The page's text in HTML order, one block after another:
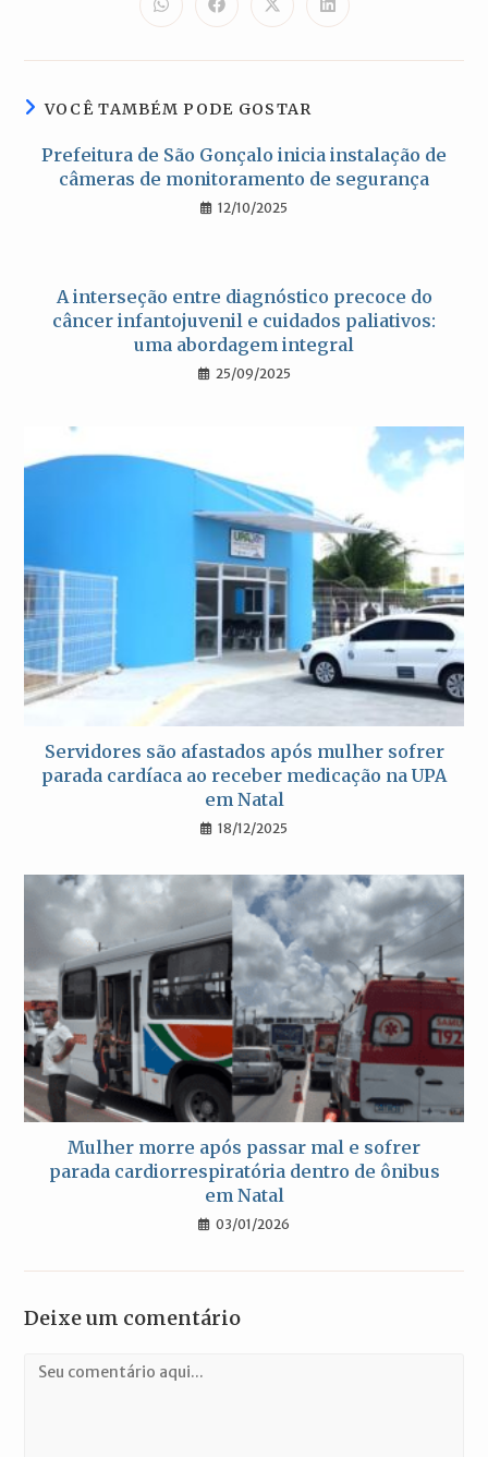
Abre
em
nova
Abre
em
nova
Abre
em
nova
Abre
em
nova
VOCÊ TAMBÉM PODE GOSTAR
Prefeitura de São Gonçalo inicia instalação de
câmeras de monitoramento de segurança
12/10/2025
A interseção entre diagnóstico precoce do
câncer infantojuvenil e cuidados paliativos:
uma abordagem integral
25/09/2025
Servidores são afastados após mulher sofrer
parada cardíaca ao receber medicação na UPA
em Natal
18/12/2025
Mulher morre após passar mal e sofrer
parada cardiorrespiratória dentro de ônibus
em Natal
03/01/2026
Deixe um comentário
Comentário